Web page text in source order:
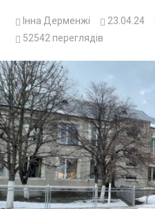
Інна Дерменжі 23.04.24
52542 переглядів